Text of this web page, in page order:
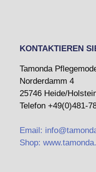
KONTAKTIEREN
Tamonda
Norderdamm 4
25746 Heide/
Telefon +49(0)481-
Email:
Shop: